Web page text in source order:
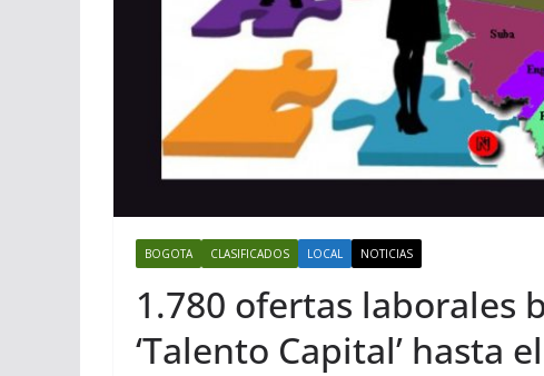
BOGOTA CLASIFICADOS LOCAL NOTICIAS
1.780 ofertas laborales
‘Talento Capital’ hasta